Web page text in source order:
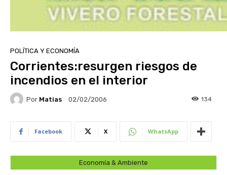
POLÍTICA Y ECONOMÍA
Corrientes:resurgen riesgos de
incendios en el interior
Por Matias 02/02/2006 134
Facebook X WhatsApp
Economía & Ambiente